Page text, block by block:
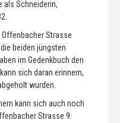
als Schneiderin,
Offenbacher Strasse
beiden jüngsten
im Gedenkbuch den
sich daran erinnern,
wurden.
kann sich auch noch
Strasse 9.